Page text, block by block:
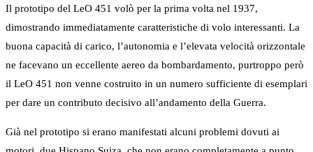
Il prototipo del LeO 451 volò per la prima volta nel 1937,
dimostrando immediatamente caratteristiche di volo interessanti. La
buona capacità di carico, l’autonomia e l’elevata velocità orizzontale
ne facevano un eccellente aereo da bombardamento, purtroppo però
il LeO 451 non venne costruito in un numero sufficiente di esemplari
per dare un contributo decisivo all’andamento della Guerra.
Già nel prototipo si erano manifestati alcuni problemi dovuti ai